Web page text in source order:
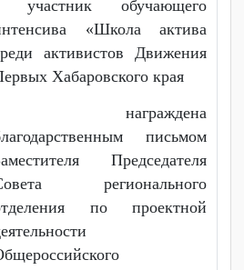
юношеского конкурса по
пожарной безопасности «На
всякий пожарный случай!»
- участник Всероссийских
акций РДДМ «Движение
Первых»
- участник проекта «Из варяг
в греки: тысячелетняя
история развития идей,